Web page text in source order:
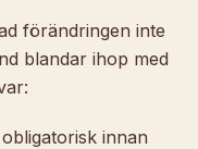
förändringen inte
blandar ihop med
innan